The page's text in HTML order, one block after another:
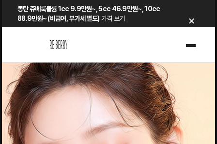
동탄 쥬베룩볼륨 1cc 9.9만원~, 5cc 46.9만원~, 10cc
88.9만원~ (비급여, 부가세 별도) 가격 보기 ×